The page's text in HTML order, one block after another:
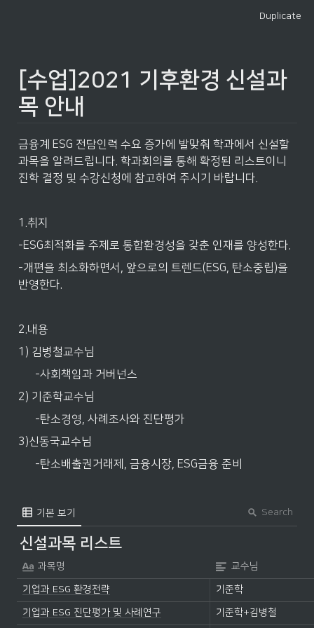
Duplicate
[수업]2021 기후환경 신설과
목 안내
금융계 ESG 전담인력 수요 증가에 발맞춰 학과에서 신설할
과목을 알려드립니다. 학과회의를 통해 확정된 리스트이니
진학 결정 및 수강신청에 참고하여 주시기 바랍니다.
1.취지
-ESG최적화를 주제로 통합환경성을 갖춘 인재를 양성한다.
-개편을 최소화하면서, 앞으로의 트렌드(ESG, 탄소중립)을
반영한다.
2.내용
1) 김병철교수님
-사회책임과 거버넌스
2) 기준학교수님
-탄소경영, 사례조사와 진단평가
3)신동국교수님
-탄소배출권거래제, 금융시장, ESG금융 준비
기본 보기 Search
신설과목 리스트
과목명 교수님
기업과 ESG 환경전략 기준학
기업과 ESG 진단평가 및 사례연구 기준학+김병철